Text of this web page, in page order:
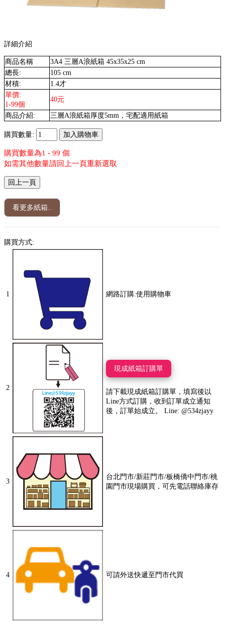
詳細介紹
商品名稱
3A4 三層A浪紙箱 45x35x25 cm
總長:
105 cm
材積:
1.4才
單價:
1-99個
40元
商品介紹: 三層A浪紙箱厚度5mm，宅配適用紙箱
購買數量:
購買數量為1 - 99 個
如需其他數量請回上一頁重新選取
看更多紙箱..
購買方式:
1 網路訂購:使用購物車
2
現成紙箱訂購單
請下載現成紙箱訂購單，填寫後以
Line方式訂購，收到訂單成立通知
後，訂單始成立。 Line: @534zjayy
3
台北門市/新莊門市/板橋僑中門市/桃
園門市現場購買，可先電話聯絡庫存
4 可請外送快遞至門市代買